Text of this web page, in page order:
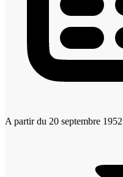
A partir du 20 septembre 1952